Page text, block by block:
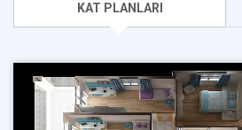
KAT PLANLARI